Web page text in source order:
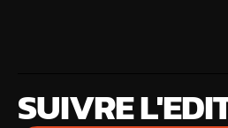
SUIVRE